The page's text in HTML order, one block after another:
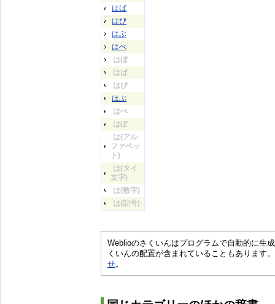
はば
はび
はぶ
はべ
はぼ
はぱ
はぴ
はぷ
はぺ
はぽ
は(アル
ファベッ
ト)
は(タイ
文字)
は(数字)
は(記号)
Weblioのさくいんはプログラムで自動的に生
くいんの配置が含まれていることもあります
せ。